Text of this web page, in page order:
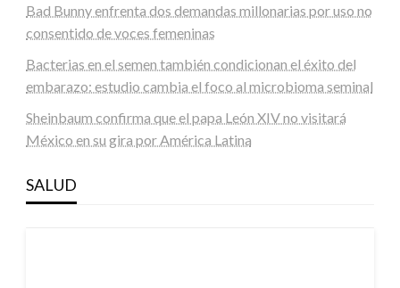
Bad Bunny enfrenta dos demandas millonarias por uso no
consentido de voces femeninas
Bacterias en el semen también condicionan el éxito del
embarazo: estudio cambia el foco al microbioma seminal
Sheinbaum confirma que el papa León XIV no visitará
México en su gira por América Latina
SALUD